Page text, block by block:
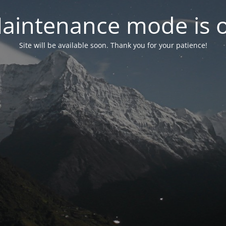
mode is
Site will be available soon. Thank you for your patience!